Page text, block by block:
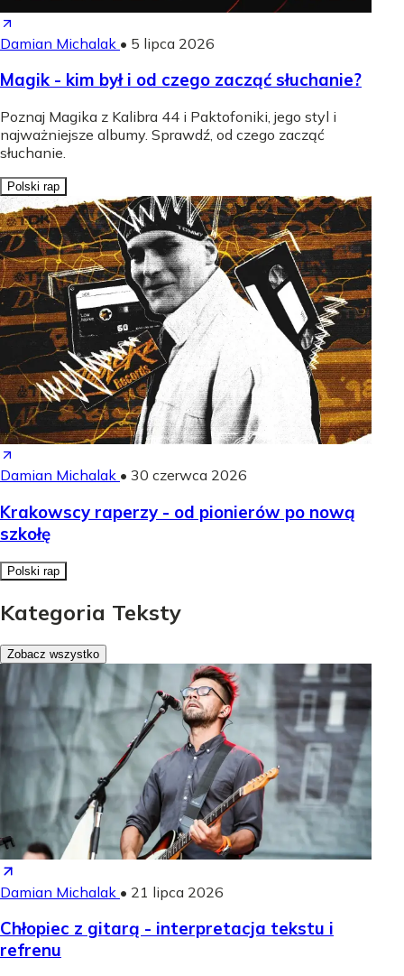
Damian Michalak • 5 lipca 2026
Magik - kim był i od czego zacząć słuchanie?
Poznaj Magika z Kalibra 44 i Paktofoniki, jego styl i
najważniejsze albumy. Sprawdź, od czego zacząć
słuchanie.
Polski rap
Damian Michalak • 30 czerwca 2026
Krakowscy raperzy - od pionierów po nową
szkołę
Polski rap
Kategoria Teksty
Zobacz wszystko
Damian Michalak • 21 lipca 2026
Chłopiec z gitarą - interpretacja tekstu i
refrenu